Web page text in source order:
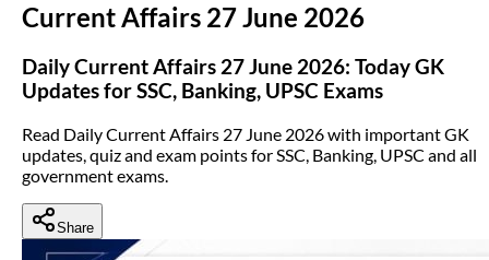
Current Affairs 27 June 2026
Daily Current Affairs 27 June 2026: Today GK
Updates for SSC, Banking, UPSC Exams
Read Daily Current Affairs 27 June 2026 with important GK
updates, quiz and exam points for SSC, Banking, UPSC and all
government exams.
Share